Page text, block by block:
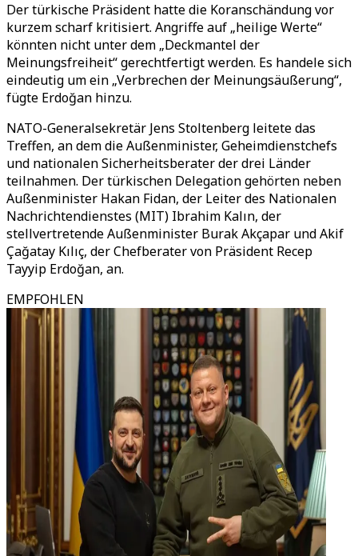
Der türkische Präsident hatte die Koranschändung vor
kurzem scharf kritisiert. Angriffe auf „heilige Werte“
könnten nicht unter dem „Deckmantel der
Meinungsfreiheit“ gerechtfertigt werden. Es handele sich
eindeutig um ein „Verbrechen der Meinungsäußerung“,
fügte Erdoğan hinzu.
NATO-Generalsekretär Jens Stoltenberg leitete das
Treffen, an dem die Außenminister, Geheimdienstchefs
und nationalen Sicherheitsberater der drei Länder
teilnahmen. Der türkischen Delegation gehörten neben
Außenminister Hakan Fidan, der Leiter des Nationalen
Nachrichtendienstes (MIT) Ibrahim Kalın, der
stellvertretende Außenminister Burak Akçapar und Akif
Çağatay Kılıç, der Chefberater von Präsident Recep
Tayyip Erdoğan, an.
EMPFOHLEN